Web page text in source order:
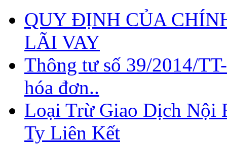
QUY ĐỊNH CỦA
LÃI VAY
Thông tư số 39/2014/
hóa đơn..
Loại Trừ Giao Dịch Nội
Ty Liên Kết